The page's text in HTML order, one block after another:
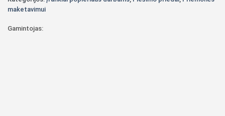
maketavimui
Gamintojas: